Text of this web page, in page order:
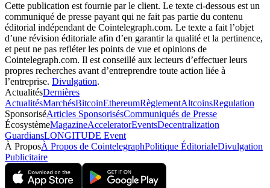
Cette publication est fournie par le client. Le texte ci-dessous est un
communiqué de presse payant qui ne fait pas partie du contenu
éditorial indépendant de Cointelegraph.com. Le texte a fait l’objet
d’une révision éditoriale afin d’en garantir la qualité et la pertinence,
et peut ne pas refléter les points de vue et opinions de
Cointelegraph.com. Il est conseillé aux lecteurs d’effectuer leurs
propres recherches avant d’entreprendre toute action liée à
l’entreprise. Divulgation.
ActualitésDernières
ActualitésMarchésBitcoinEthereumRèglementAltcoinsRegulation
SponsoriséArticles SponsorisésCommuniqués de Presse
ÉcosystèmeMagazineAcceleratorEventsDecentralization
GuardiansLONGITUDE Event
À ProposÀ Propos de CointelegraphPolitique ÉditorialeDivulgation
Publicitaire